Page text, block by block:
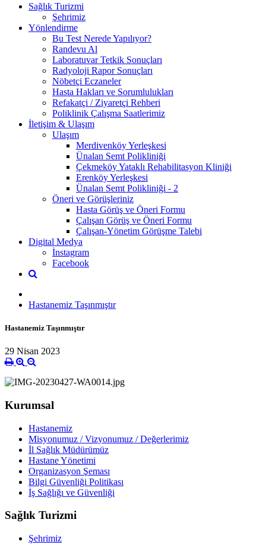
Sağlık Turizmi
Şehrimiz
Yönlendirme
Bu Test Nerede Yapılıyor?
Randevu Al
Laboratuvar Tetkik Sonuçları
Radyoloji Rapor Sonuçları
Nöbetçi Eczaneler
Hasta Hakları ve Sorumlulukları
Refakatçi / Ziyaretçi Rehberi
Poliklinik Çalışma Saatlerimiz
İletişim & Ulaşım
Ulaşım
Merdivenköy Yerleşkesi
Ünalan Semt Polikliniği
Çekmeköy Yataklı Rehabilitasyon Kliniği
Erenköy Yerleşkesi
Ünalan Semt Polikliniği - 2
Öneri ve Görüşleriniz
Hasta Görüş ve Öneri Formu
Çalışan Görüş ve Öneri Formu
Çalışan-Yönetim Görüşme Talebi
Digital Medya
İnstagram
Facebook
Hastanemiz Taşınmıştır
Hastanemiz Taşınmıştır
29 Nisan 2023
Kurumsal
Hastanemiz
Misyonumuz / Vizyonumuz / Değerlerimiz
İl Sağlık Müdürümüz
Hastane Yönetimi
Organizasyon Şeması
Bilgi Güvenliği Politikası
İş Sağlığı ve Güvenliği
Sağlık Turizmi
Şehrimiz